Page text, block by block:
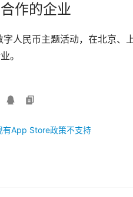
作的企业
人民币主题活动，在北京
。
有App Store政策不支持